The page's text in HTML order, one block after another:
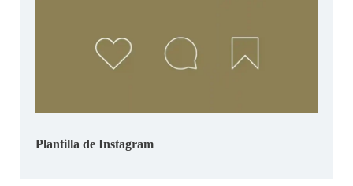
Plantilla de Instagram